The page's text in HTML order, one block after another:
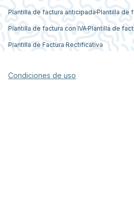
Plantilla de factura anticipada Plantilla de
Plantilla de factura con IVA Plantilla de
Plantilla de Factura Rectificativa
Condiciones de uso